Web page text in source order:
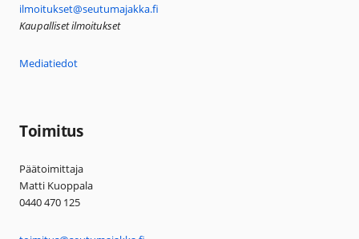
ilmoitukset@seutumajakka.fi
Kaupalliset ilmoitukset
Mediatiedot
Toimitus
Päätoimittaja
Matti Kuoppala
0440 470 125